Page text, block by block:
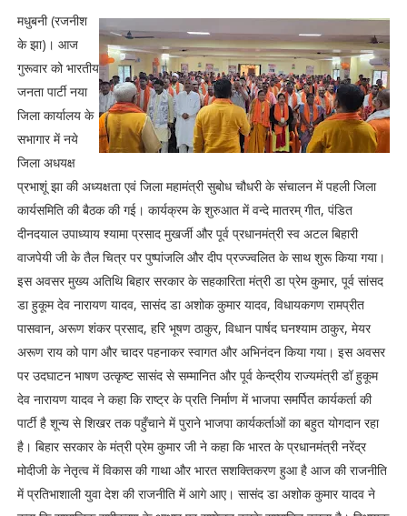
मधुबनी (रजनीश
के झा)। आज
गुरूवार को भारतीय
जनता पार्टी नया
जिला कार्यालय के
सभागार में नये
जिला अधयक्ष
प्रभाशूं झा की अध्यक्षता एवं जिला महामंत्री सुबोध चौधरी के संचालन में पहली जिला
कार्यसमिति की बैठक की गई। कार्यक्रम के शुरुआत में वन्दे मातरम् गीत, पंडित
दीनदयाल उपाध्याय श्यामा प्रसाद मुखर्जी और पूर्व प्रधानमंत्री स्व अटल बिहारी
वाजपेयी जी के तैल चित्र पर पुष्पांजलि और दीप प्रज्ज्वलित के साथ शुरू किया गया।
इस अवसर मुख्य अतिथि बिहार सरकार के सहकारिता मंत्री डा प्रेम कुमार, पूर्व सांसद
डा हुकूम देव नारायण यादव, सासंद डा अशोक कुमार यादव, विधायकगण रामप्रीत
पासवान, अरूण शंकर प्रसाद, हरि भूषण ठाकुर, विधान पार्षद घनश्याम ठाकुर, मेयर
अरूण राय को पाग और चादर पहनाकर स्वागत और अभिनंदन किया गया। इस अवसर
पर उदघाटन भाषण उत्कृष्ट सासंद से सम्मानित और पूर्व केन्द्रीय राज्यमंत्री डॉ हुकूम
देव नारायण यादव ने कहा कि राष्ट्र के प्रति निर्माण में भाजपा समर्पित कार्यकर्ता की
पार्टी है शून्य से शिखर तक पहुँचाने में पुराने भाजपा कार्यकर्ताओं का बहुत योगदान रहा
है। बिहार सरकार के मंत्री प्रेम कुमार जी ने कहा कि भारत के प्रधानमंत्री नरेंद्र
मोदीजी के नेतृत्व में विकास की गाथा और भारत सशक्तिकरण हुआ है आज की राजनीति
में प्रतिभाशाली युवा देश की राजनीति में आगे आए। सासंद डा अशोक कुमार यादव ने